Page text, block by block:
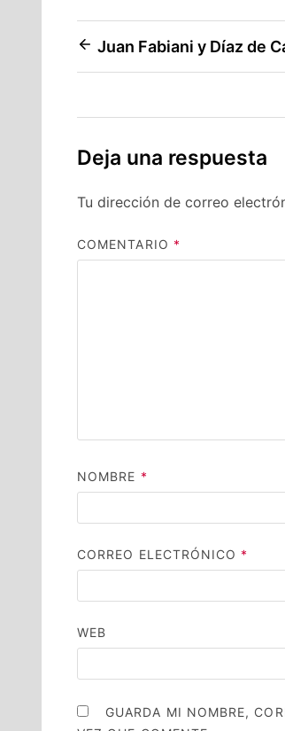
Navegación
de
entradas
Juan Fabiani y Díaz de
Deja una respuesta
Tu dirección de correo
COMENTARIO *
NOMBRE *
CORREO ELECTRÓNICO *
WEB
GUARDA MI NOMBRE,